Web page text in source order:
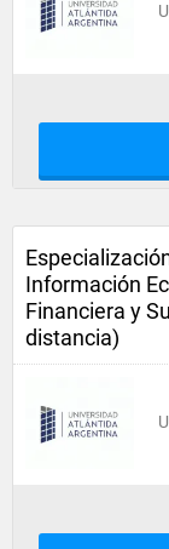
Información
Financiera y
distancia)